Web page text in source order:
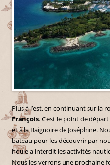
Plus à l’est, en continuant sur la
François. C’est le point de
et à la Baignoire de Joséphine.
bateau pour les découvrir par
houle a interdit les activités
Nous les verrons une prochaine